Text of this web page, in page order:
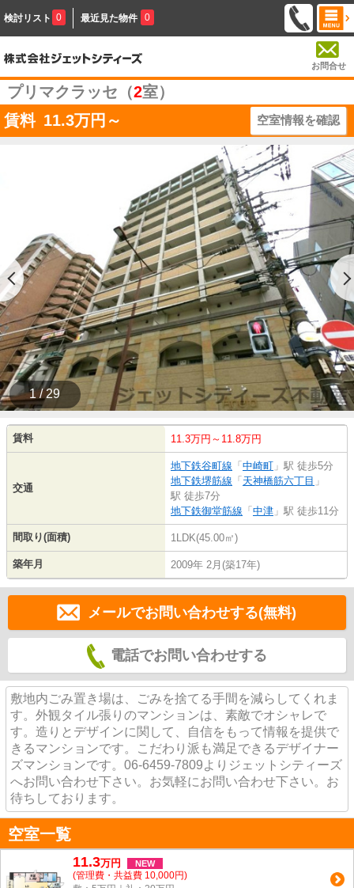
検討リスト 0 最近見た物件 0
お問合せ
プリマクラッセ（2室）
賃料 11.3万円～ 空室情報を確認
1 / 29
賃料 11.3万円～11.8万円
交通
地下鉄谷町線 「 中崎町 」駅 徒歩5分
地下鉄堺筋線 「 天神橋筋六丁目 」
駅 徒歩7分
地下鉄御堂筋線 「 中津 」駅 徒歩11分
間取り(面積) 1LDK(45.00㎡)
築年月 2009年 2月(築17年)
メールでお問い合わせする(無料)
電話でお問い合わせする
敷地内ごみ置き場は、ごみを捨てる手間を減らしてくれま
す。外観タイル張りのマンションは、素敵でオシャレで
す。造りとデザインに関して、自信をもって情報を提供で
きるマンションです。こだわり派も満足できるデザイナー
ズマンションです。06-6459-7809よりジェットシティーズ
へお問い合わせ下さい。お気軽にお問い合わせ下さい。お
待ちしております。
空室一覧
11.3万円 NEW
(管理費・共益費 10,000円)